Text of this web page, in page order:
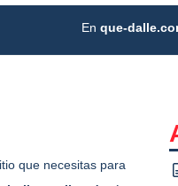
En que-
que necesitas para